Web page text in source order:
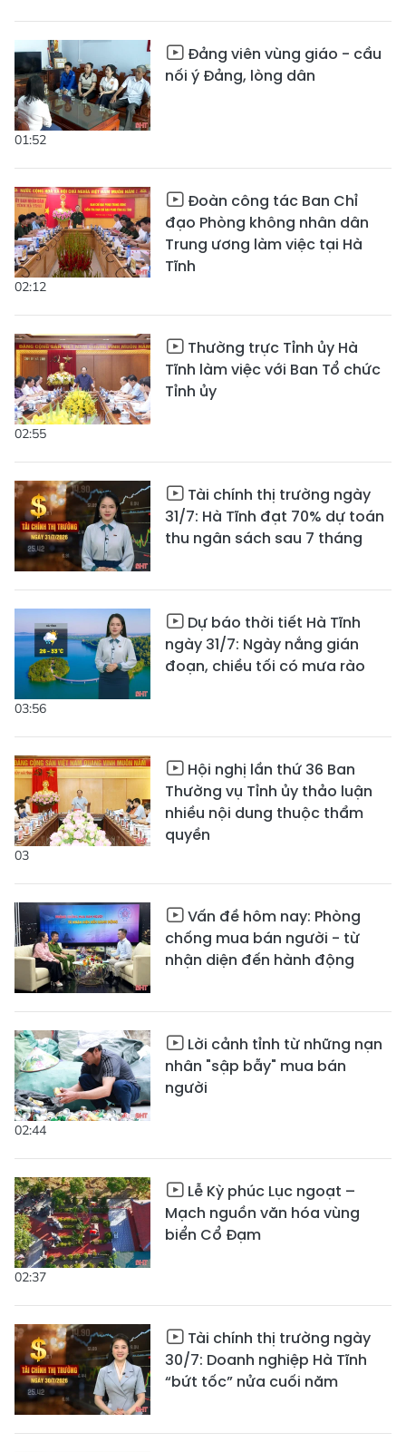
01:52
Đảng viên vùng giáo - cầu
nối ý Đảng, lòng dân
02:12
Đoàn công tác Ban Chỉ
đạo Phòng không nhân dân
Trung ương làm việc tại Hà
Tĩnh
02:55
Thường trực Tỉnh ủy Hà
Tĩnh làm việc với Ban Tổ chức
Tỉnh ủy
Tài chính thị trường ngày
31/7: Hà Tĩnh đạt 70% dự toán
thu ngân sách sau 7 tháng
03:56
Dự báo thời tiết Hà Tĩnh
ngày 31/7: Ngày nắng gián
đoạn, chiều tối có mưa rào
03
Hội nghị lần thứ 36 Ban
Thường vụ Tỉnh ủy thảo luận
nhiều nội dung thuộc thẩm
quyền
Vấn đề hôm nay: Phòng
chống mua bán người - từ
nhận diện đến hành động
02:44
Lời cảnh tỉnh từ những nạn
nhân "sập bẫy" mua bán
người
02:37
Lễ Kỳ phúc Lục ngoạt –
Mạch nguồn văn hóa vùng
biển Cổ Đạm
Tài chính thị trường ngày
30/7: Doanh nghiệp Hà Tĩnh
“bứt tốc” nửa cuối năm